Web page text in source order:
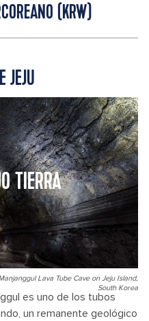
(KRW)
JEJU
TIERRA
Lava Tube Cave on Jeju Island,
South Korea
es uno de los tubos
un remanente geológico